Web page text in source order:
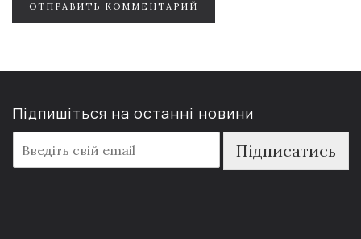
ОТПРАВИТЬ КОММЕНТАРИЙ
Підпишіться на останні новини
m
a
Підписатись